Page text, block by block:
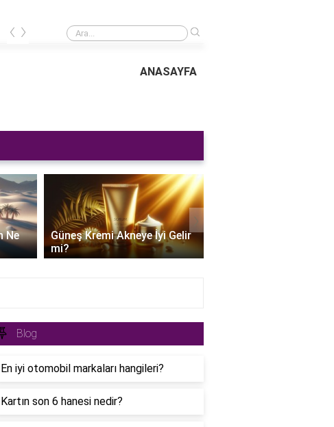
Nişastalı sütlaç nasıl yapılır 1 lt?
‹ ›
ANASAYFA
Ne
Güneş Kremi Akneye İyi Gelir
mi?
›
Blog
En iyi otomobil markaları hangileri?
Kartın son 6 hanesi nedir?